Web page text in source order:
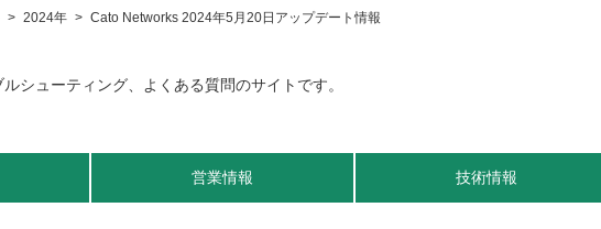
> 2024年 > Cato Networks 2024年5月20日アップデート情報
営業情報 技術情報